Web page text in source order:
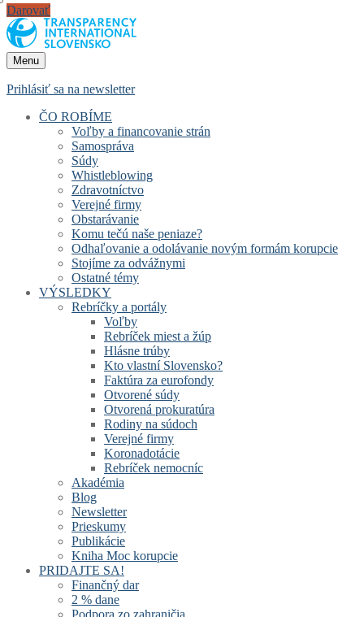
Darovať
Menu
Prihlásiť sa na newsletter
ČO ROBÍME
Voľby a financovanie strán
Samospráva
Súdy
Whistleblowing
Zdravotníctvo
Verejné firmy
Obstarávanie
Komu tečú naše peniaze?
Odhaľovanie a odolávanie novým formám korupcie
Stojíme za odvážnymi
Ostatné témy
VÝSLEDKY
Rebríčky a portály
Voľby
Rebríček miest a žúp
Hlásne trúby
Kto vlastní Slovensko?
Faktúra za eurofondy
Otvorené súdy
Otvorená prokuratúra
Rodiny na súdoch
Verejné firmy
Koronadotácie
Rebríček nemocníc
Akadémia
Blog
Newsletter
Prieskumy
Publikácie
Kniha Moc korupcie
PRIDAJTE SA!
Finančný dar
2 % dane
Podpora zo zahraničia